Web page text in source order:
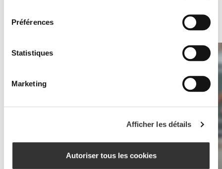
Préférences
Statistiques
Marketing
Afficher les détails
Autoriser tous les cookies
Préparez-vous à jouer pendant 40 minutes.
Il est important d'avoir de l'énergie pour tenir pendant toute la partie.